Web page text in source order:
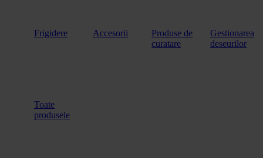
Frigidere Accesorii
Produse de
curatare
Gestionarea
deseurilor
Toate
produsele